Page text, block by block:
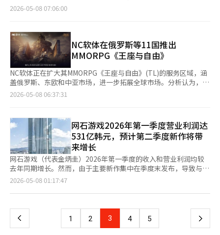
法跟上。从长远来看，必须同时进行人力投资和技术开发。 另一
行业都将相互连接。这次法案中明确提到的财政和金融支持也是考
虑到这种扩展性的措施。航路的开辟只是开始，真正的竞争将在周
边产业中展开。 公共航路的改编同样是出于同样的考虑。国家补
偿航运亏损，公共机构负责运营的结构是形成初期市场的不可避免
选择。北极航路在初期也难以仅靠市场逻辑来推进。一定时期内，
公共角色是必要的。然而，从长远来看，必须转向以民间为主的自
生结构。 最终，北极航路战略的核心在于平衡。必须同时考虑速
而过于谨慎则会错失机会。 现在是起步阶段。制度已经建立，方
向已经确定。现在重要的是执行。不能仅停留在口号上，而是要转
化为数据、计划和成果。北极航路是一个短期内难以取得成果的领
域。然而，如果不准备，就永远无法抓住机会。 海洋是韩国经济
的基础。作为一个以出口为中心的国家，物流竞争力就是国家竞争
力。北极航路有可能成为这一竞争力的新支柱。变化已经开始，剩
下的不是选择，而是准备的程度。※ 本报道经人工智能（AI）系统
翻译与编辑。
关注，油价反弹导致股市调整 - 美国股市开盘初创下历史新高，但
因伊朗油价暴涨而转跌，道琼斯指数下跌0.63%，标准普尔500指
ARM业绩影响表现疲软，费城半导体指数下跌2.7%，英特尔、美
光、博通等股价均下跌约3%。 - 国际油价因美伊停战预期一度下
跌，但在提及伊朗可能封锁霍尔木兹海峡后迅速反弹，WTI油价升
至97.8美元，布伦特油价升至103.6美元。 - 美国就业数据显示，
新申请失业救济人数低于市场预期，显示经济稳健，单位劳动成本
增速放缓，缓解了对工资引发的通胀担忧。 - 油价反弹和经济数据
向好推动美国国债收益率上升，中东地缘政治风险和科技企业裁员
扩大则抑制了投资者情绪。 ◆收盘后（7日）主要公告
技，正찬洙成为最大股东 ▷XQURE，行使5亿韩元规模的可转换权
▷Appton，8日解除股票交易暂停 ▷巴伦森，12日解除股票交易
暂停 ▷Cafe24，第一季度营业利润62亿韩元，同比上升4.6% ▷
哈林，第一季度营业利润1116.6亿韩元，同比上升67.82% ◆基金
动态（截至6日，不包括ETF） ▷国内股票型：-1670亿韩元 ▷海
外股票型：-235亿韩元 ◆今日（8日）主要日程 ▷韩国：经常账户
（3月） ▷德国：进出口动态（3月）、工业生产（3月） ▷英国：
房价指数（4月） ▷美国：就业报告（4月）、消费者信心指数（5
扩大在欧洲和非中国亚洲地区的销售策略为业绩保驾护航。 根据
时期，现代汽车集团销售17万辆，同比增长21.7%，成为全球汽车
制造商中增长率最高的。市场份额从去年第一季度的3.3%上升至
4.1%，排名保持第六。 尽管全球电动车市场整体放缓，现代汽车
集团在中国以外地区的销售增长显著，尤其是欧洲和非中国亚洲市
场的表现突出，反映了现代汽车和起亚的区域销售策略。 各地区
市场表现差异明显。中国第一季度销售208万8000辆，仍为最大市
场，但同比下降18.2%，在全球市场中的份额从60.8%降至
50.8%。 北美市场同样遭遇大幅下滑，销售29万7000辆，同比下
政策不确定性等多重因素影响。 相对而言，欧洲市场出现恢复迹
象，销售115万辆，同比增长26.7%，市场份额从21.6%扩大至
28.0%。 非中国亚洲市场销售41万2000辆，同比增长67.9%，表
现强劲。其他地区销售也达到16万7000辆，增长110.2%。 全球主
要汽车制造商的电动车销售情况各有不同。中国比亚迪以58万
4000辆保持第一，但同比下降27.8%，市场份额从19.3%降至
14.2%。分析认为，这反映了中国市场竞争加剧和整体放缓的影
响。 第二名吉利销售41万7000辆，同比下降8.2%；上汽集团下降
8.8%，长安汽车下降9.1%。 相比之下，特斯拉继续增长，第一季
8.6%。大众汽车也增长2.3%，销售30万6000辆。 在欧洲汽车制
造商中，宝马和斯特兰蒂斯的销售也出现下降，宝马销售12万
7000辆，下降11.0%；斯特兰蒂斯销售12万2000辆，下降1.6%。
2026-05-08 07:06:00
NC软体在俄罗斯等11国推出
MMORPG《王座与自由》
NC软体正在扩大其MMORPG《王座与自由》(TL)的服务区域，涵
盖俄罗斯、东欧和中亚市场，进一步拓展全球市场。分析认为，此
举是为了在北美和欧洲市场之后，进入对MMORPG需求较高的新
国，以及中亚的哈萨克斯坦、乌兹别克斯坦、吉尔吉斯斯坦、塔吉
克斯坦、土库曼斯坦等5国和俄罗斯正式推出TL。 NC与当地发行
商阿斯特拉姆娱乐合作，后者在俄罗斯和东欧地区有服务韩国
MMORPG的经验。 此次区域扩展是TL全球服务扩展战略的一部
分。TL是NC在摆脱以《天堂》系列为中心的结构后，旨在全球市
场推出的核心MMORPG。该游戏支持主机和PC平台，具备大规模
战斗内容，并反映全球用户偏好的游戏结构，推动海外市场扩展。
NC在2023年12月已在韩国和台湾等亚洲地区推出TL，并于去年
10月开始向北美、中南美、欧洲、大洋洲和日本等地扩展服务区
并跻身全球销售排行榜前列。 俄罗斯、东欧和中亚地区传统上是
PC在线游戏和MMORPG用户群体较为庞大的市场。过去，国内游
2026-05-08 06:37:31
网石游戏2026年第一季度营业利润达
531亿韩元，预计第二季度新作将带
来增长
网石游戏（代表金炳圭）2026年第一季度的收入和营业利润均较
去年同期增长。然而，由于主要新作集中在季度末发布，导致与上
一季度相比业绩下降。 网石于7日公布，2026年第一季度合并收入
收入较去年同期增长4.5%，但较上一季度下降18.3%。营业利润
（EBITDA）为839亿韩元，同比增加2.8%，环比下降43.7%。净
利润因资产出售收益的影响，同比大幅增长163%，并实现环比扭
2026-05-08 01:17:47
上
页
1 2 3 4 5 下